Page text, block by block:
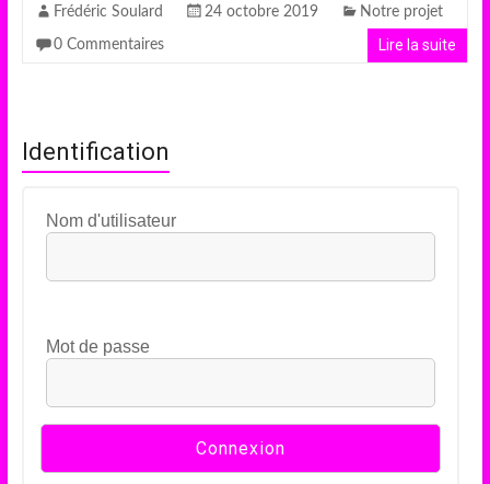
Frédéric Soulard 24 octobre 2019 Notre projet
0 Commentaires Lire la suite
Identification
Nom d'utilisateur
Mot de passe